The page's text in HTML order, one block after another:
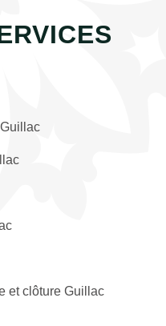
et clôture Guillac